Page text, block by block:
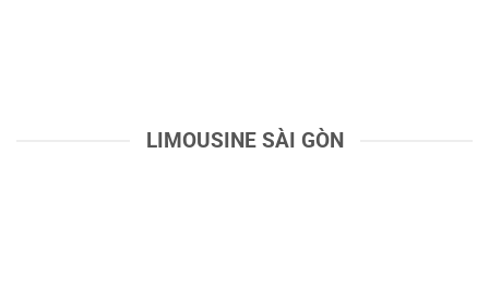
LIMOUSINE SÀI GÒN